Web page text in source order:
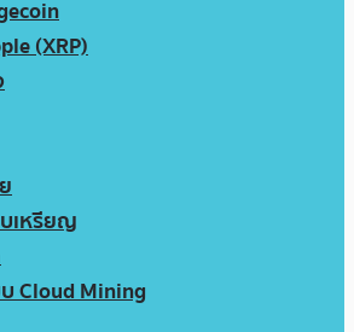
(XRP)
บเหรียญ
Cloud Mining